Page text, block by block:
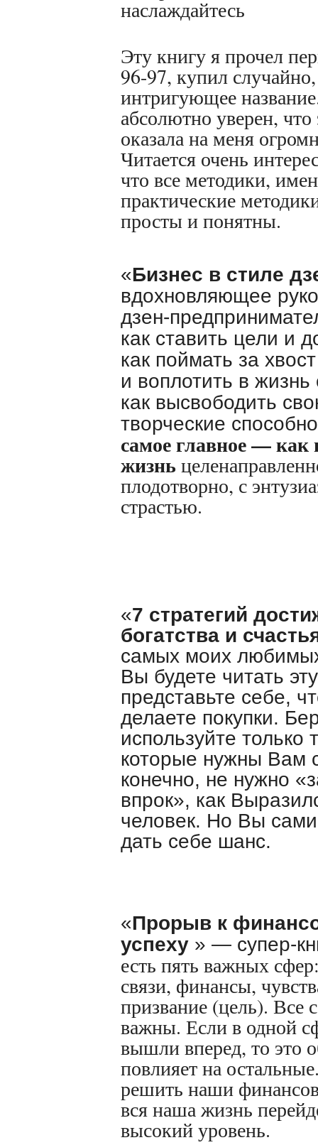
наслаждайтесь
Эту книгу я прочел
96-97, купил
интригующее
абсолютно уверен, что
оказала на меня
Читается очень
что все методики,
практические
просты и понятны.
«Бизнес в стиле
вдохновляющее
дзен-
как ставить цели и
как поймать за
и воплотить в
как высвободить
творческие
самое главное — как
жизнь
плодотворно, с
страстью.
«7 стратегий
богатства и
самых моих любимых
Вы будете читать
представьте себе,
делаете покупки.
используйте только
которые нужны Вам
конечно, не нужно
впрок», как
человек. Но Вы
дать себе шанс.
«Прорыв к
успеху » — супер-
есть пять важных
связи, финансы,
призвание (цель). Все
важны. Если в одной
вышли вперед, то это
повлияет на
решить наши
вся наша жизнь
высокий уровень.